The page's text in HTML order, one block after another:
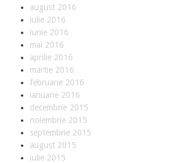
M
d
o
M
u
august 2016
iulie 2016
iunie 2016
mai 2016
aprilie 2016
martie 2016
februarie 2016
ianuarie 2016
decembrie 2015
noiembrie 2015
septembrie 2015
august 2015
iulie 2015